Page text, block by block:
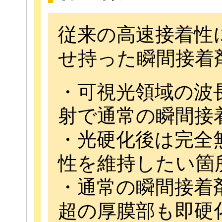
従来の高速接着性
せ持った瞬間接着
・可視光領域の
射で通常の瞬間接
・光硬化後は完
性を維持したい箇
・通常の瞬間接
超の厚膜部も即硬